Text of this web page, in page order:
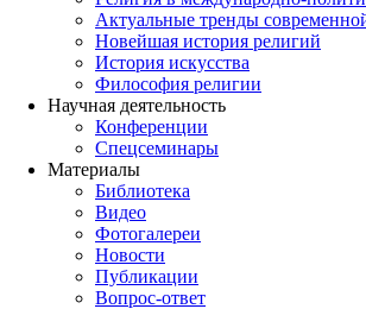
Актуальные тренды
Новейшая история религий
История искусства
Философия религии
Научная деятельность
Конференции
Спецсеминары
Материалы
Библиотека
Видео
Фотогалереи
Новости
Публикации
Вопрос-ответ